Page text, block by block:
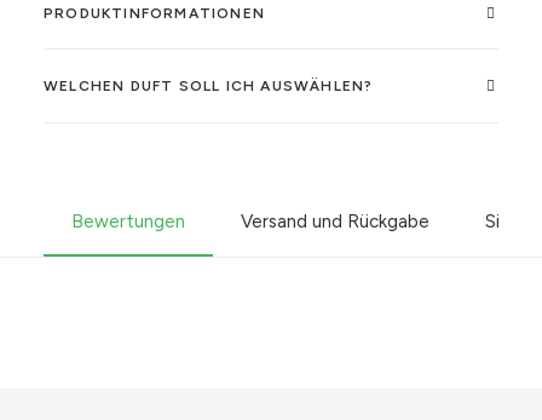
PRODUKTINFORMATIONEN
WELCHEN DUFT SOLL ICH AUSWÄHLEN?
Bewertungen Versand und Rückgabe